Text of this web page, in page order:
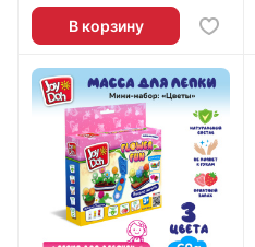
В корзину